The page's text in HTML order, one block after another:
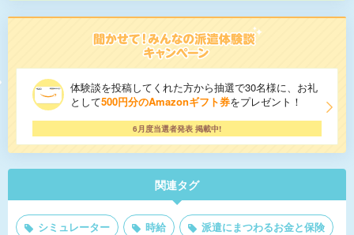
体験談を投稿してくれた方から抽選で30名様に、お礼
として500円分のAmazonギフト券をプレゼント！
6月度当選者発表 掲載中!
関連タグ
シミュレーター 時給 派遣にまつわるお金と保険